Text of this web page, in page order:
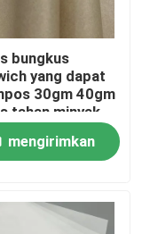
bungkus
yang dapat
30gm 40gm
tahan minyak
cepat saji
mengirimkan